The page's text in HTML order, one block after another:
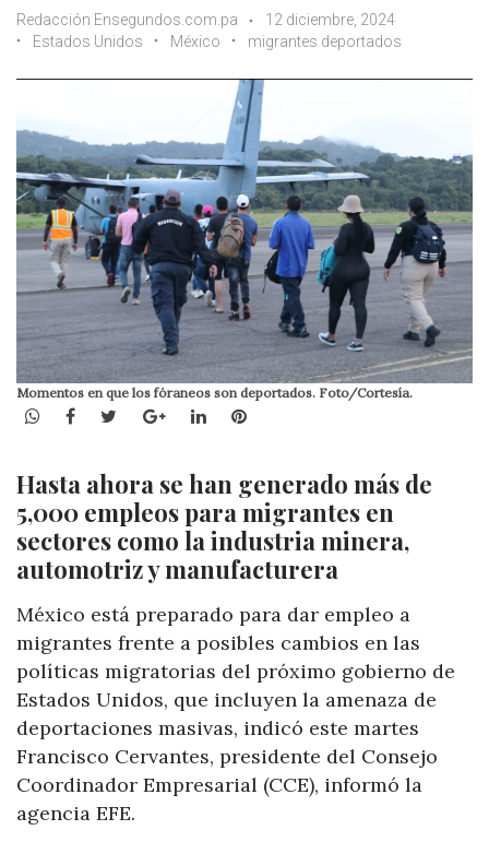
Redacción Ensegundos.com.pa
12 diciembre, 2024
Estados Unidos
México migrantes deportados
Momentos en que los fóraneos son deportados. Foto/Cortesía.
WhatsApp
Facebook
TwitterGoogle+LinkedInPinterest
Hasta ahora se han generado más de
5,000 empleos para migrantes en
sectores como la industria minera,
automotriz y manufacturera
México está preparado para dar empleo a
migrantes frente a posibles cambios en las
políticas migratorias del próximo gobierno de
Estados Unidos, que incluyen la amenaza de
deportaciones masivas, indicó este martes
Francisco Cervantes, presidente del Consejo
Coordinador Empresarial (CCE), informó la
agencia EFE.